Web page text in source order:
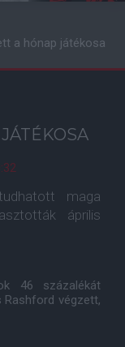
a hónap játékosa
maga
április
46 százalékát
Rashford végzett,